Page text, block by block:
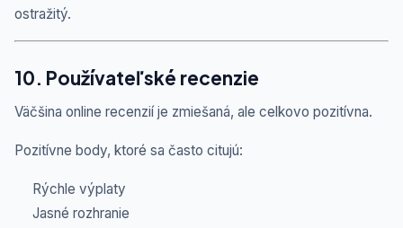
ostražitý.
10. Používateľské recenzie
Väčšina online recenzií je zmiešaná, ale celkovo pozitívna.
Pozitívne body, ktoré sa často citujú:
Rýchle výplaty
Jasné rozhranie